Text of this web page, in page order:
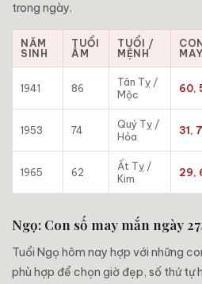
trong ngày.
NĂM
SINH
TUỔI
ÂM
TUỔI /
MỆNH
1941 86
Tân Tỵ /
Mộc
60,
1953 74
Quý Tỵ /
Hỏa
31,
1965 62
Ất Tỵ /
Kim
29,
Ngọ: Con số may mắn ngày
Tuổi Ngọ hôm nay hợp với những
phù hợp để chọn giờ đẹp, số thứ tự